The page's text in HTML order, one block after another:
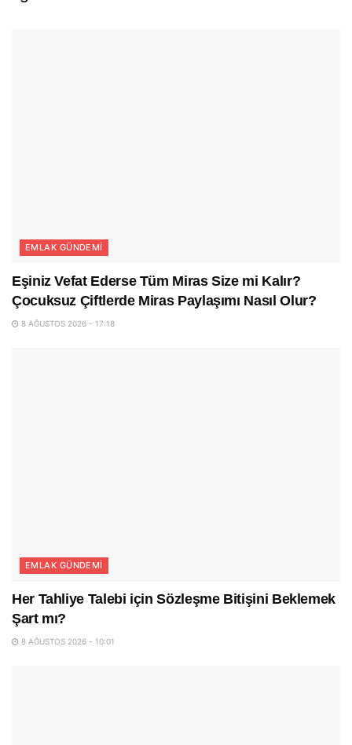
EMLAK GÜNDEMI
Eşiniz Vefat Ederse Tüm Miras Size mi Kalır?
Çocuksuz Çiftlerde Miras Paylaşımı Nasıl Olur?
8 AĞUSTOS 2026 - 17:18
EMLAK GÜNDEMI
Her Tahliye Talebi için Sözleşme Bitişini Beklemek
Şart mı?
8 AĞUSTOS 2026 - 10:01